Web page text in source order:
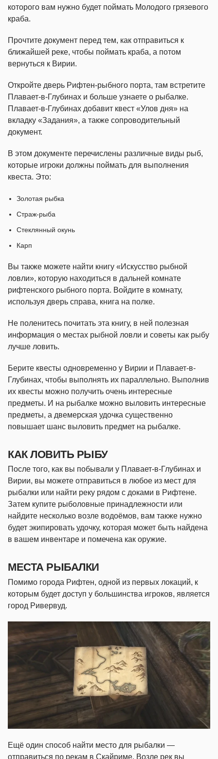
которого вам нужно будет поймать Молодого грязевого
краба.
Прочтите документ перед тем, как отправиться к
ближайшей реке, чтобы поймать краба, а потом
вернуться к Вирии.
Откройте дверь Рифтен-рыбного порта, там встретите
Плавает-в-Глубинах и больше узнаете о рыбалке.
Плавает-в-Глубинах добавит квест «Улов дня» на
вкладку «Задания», а также сопроводительный
документ.
В этом документе перечислены различные виды рыб,
которые игроки должны поймать для выполнения
квеста. Это:
Золотая рыбка
Страж-рыба
Стеклянный окунь
Карп
Вы также можете найти книгу «Искусство рыбной
ловли», которую находиться в дальней комнате
рифтенского рыбного порта. Войдите в комнату,
используя дверь справа, книга на полке.
Не поленитесь почитать эта книгу, в ней полезная
информация о местах рыбной ловли и советы как рыбу
лучше ловить.
Берите квесты одновременно у Вирии и Плавает-в-
Глубинах, чтобы выполнять их параллельно. Выполнив
их квесты можно получить очень интересные
предметы. И на рыбалке можно выловить интересные
предметы, а двемерская удочка существенно
повышает шанс выловить предмет на рыбалке.
КАК ЛОВИТЬ РЫБУ
После того, как вы побывали у Плавает-в-Глубинах и
Вирии, вы можете отправиться в любое из мест для
рыбалки или найти реку рядом с доками в Рифтене.
Затем купите рыболовные принадлежности или
найдите несколько возле водоёмов, вам также нужно
будет экипировать удочку, которая может быть найдена
в вашем инвентаре и помечена как оружие.
МЕСТА РЫБАЛКИ
Помимо города Рифтен, одной из первых локаций, к
которым будет доступ у большинства игроков, является
город Ривервуд.
Ещё один способ найти место для рыбалки —
отправиться по рекам в Скайриме. Возле рек вы